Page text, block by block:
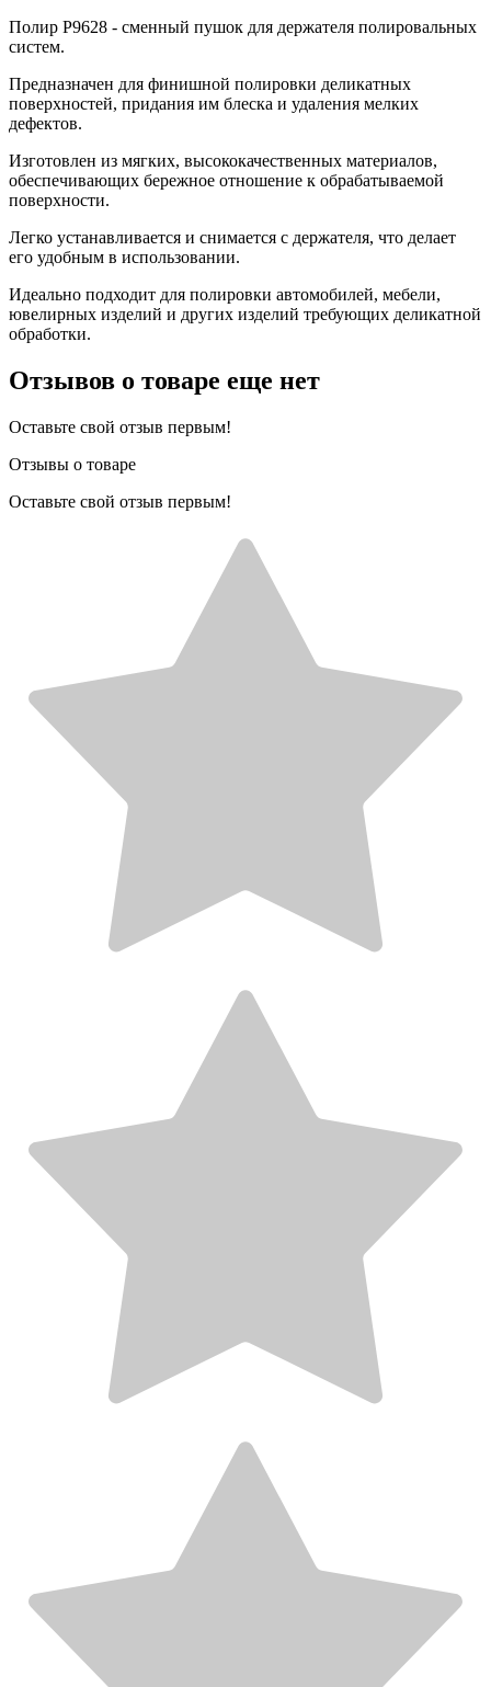
Полир Р9628 - сменный пушок для держателя полировальных
систем.
Предназначен для финишной полировки деликатных
поверхностей, придания им блеска и удаления мелких
дефектов.
Изготовлен из мягких, высококачественных материалов,
обеспечивающих бережное отношение к обрабатываемой
поверхности.
Легко устанавливается и снимается с держателя, что делает
его удобным в использовании.
Идеально подходит для полировки автомобилей, мебели,
ювелирных изделий и других изделий требующих деликатной
обработки.
Отзывов о товаре еще нет
Оставьте свой отзыв первым!
Отзывы о товаре
Оставьте свой отзыв первым!